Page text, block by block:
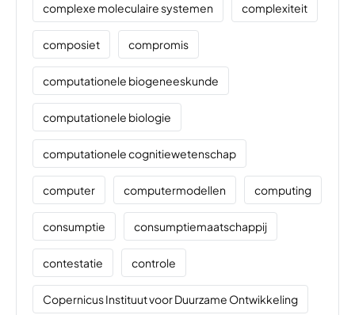
complexe moleculaire systemen complexiteit
composiet compromis
computationele biogeneeskunde
computationele biologie
computationele cognitiewetenschap
computer computermodellen computing
consumptie consumptiemaatschappij
contestatie controle
Copernicus Instituut voor Duurzame Ontwikkeling